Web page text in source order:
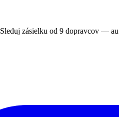
Sleduj zásielku od 9 dopravcov —